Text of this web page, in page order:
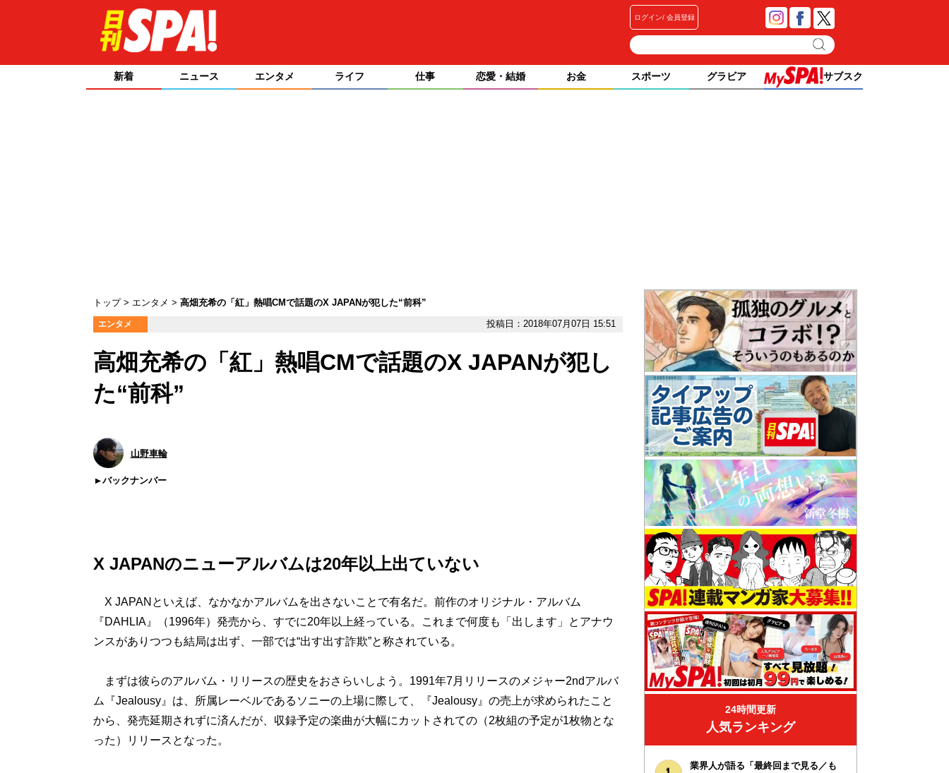
ログイン 会員登録
新着 ニュース エンタメ ライフ 仕事 恋愛・結婚 お金 スポーツ グラビア サブスク
トップ エンタメ 高畑充希の「紅」熱唱CMで話題のX JAPANが犯した“前科”
エンタメ 投稿日：2018年07月07日 15:51
高畑充希の「紅」熱唱CMで話題のX JAPANが犯し
た“前科”
山野車輪
バックナンバー
X JAPANのニューアルバムは20年以上出ていない
X JAPANといえば、なかなかアルバムを出さないことで有名だ。前作のオリジナル・アルバム
『DAHLIA』（1996年）発売から、すでに20年以上経っている。これまで何度も「出します」とアナウ
ンスがありつつも結局は出ず、一部では“出す出す詐欺”と称されている。
まずは彼らのアルバム・リリースの歴史をおさらいしよう。1991年7月リリースのメジャー2ndアルバ
ム『Jealousy』は、所属レーベルであるソニーの上場に際して、『Jealousy』の売上が求められたこと
から、発売延期されずに済んだが、収録予定の楽曲が大幅にカットされての（2枚組の予定が1枚物とな
った）リリースとなった。
24時間更新
人気ランキング
業界人が語る「最終回まで見る／も